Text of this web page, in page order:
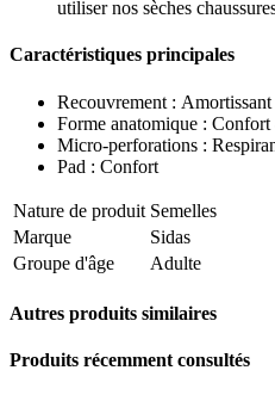
utiliser nos sèches
Caractéristiques principales
Recouvrement :
Forme anatomique :
Micro-perforations :
Pad : Confort
Nature de produit Semelles
Marque
Sidas
Groupe d'âge
Adulte
Autres produits similaires
Produits récemment consultés